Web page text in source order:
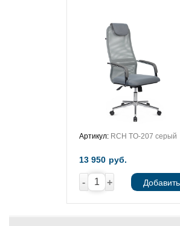
Артикул: RCH TO-207 серый
13 950 руб.
- + Добавить